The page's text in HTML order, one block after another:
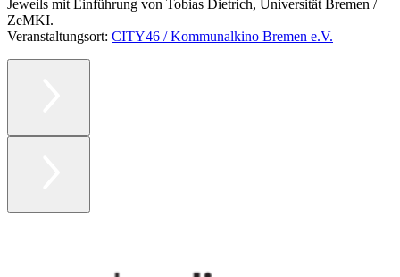
Jeweils mit Einführung von Tobias Dietrich, Universität Bremen /
ZeMKI.
Veranstaltungsort: CITY46 / Kommunalkino Bremen e.V.